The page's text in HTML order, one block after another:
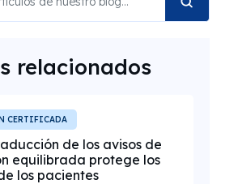
relacionados
CERTIFICADA
de los avisos de
equilibrada protege los
los pacientes